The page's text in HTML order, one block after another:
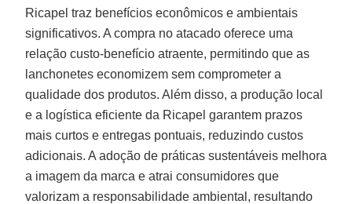
Ricapel traz benefícios econômicos e ambientais
significativos. A compra no atacado oferece uma
relação custo-benefício atraente, permitindo que as
lanchonetes economizem sem comprometer a
qualidade dos produtos. Além disso, a produção local
e a logística eficiente da Ricapel garantem prazos
mais curtos e entregas pontuais, reduzindo custos
adicionais. A adoção de práticas sustentáveis melhora
a imagem da marca e atrai consumidores que
valorizam a responsabilidade ambiental, resultando